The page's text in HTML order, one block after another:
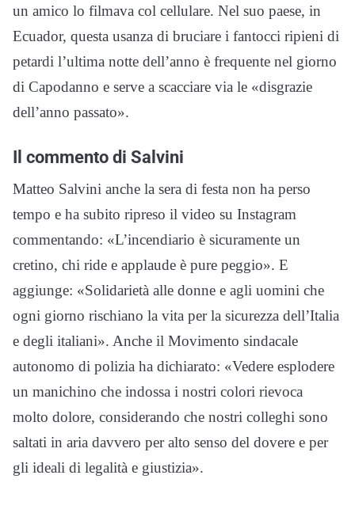
un amico lo filmava col cellulare. Nel suo paese, in
Ecuador, questa usanza di bruciare i fantocci ripieni di
petardi l’ultima notte dell’anno è frequente nel giorno
di Capodanno e serve a scacciare via le «disgrazie
dell’anno passato».
Il commento di Salvini
Matteo Salvini anche la sera di festa non ha perso
tempo e ha subito ripreso il video su Instagram
commentando: «L’incendiario è sicuramente un
cretino, chi ride e applaude è pure peggio». E
aggiunge: «Solidarietà alle donne e agli uomini che
ogni giorno rischiano la vita per la sicurezza dell’Italia
e degli italiani». Anche il Movimento sindacale
autonomo di polizia ha dichiarato: «Vedere esplodere
un manichino che indossa i nostri colori rievoca
molto dolore, considerando che nostri colleghi sono
saltati in aria davvero per alto senso del dovere e per
gli ideali di legalità e giustizia».